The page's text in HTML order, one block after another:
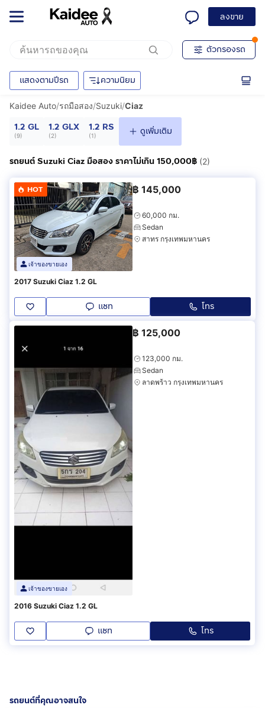
ลงขาย
ตัวกรองรถ
แสดงตามปีรถ ความนิยม
Kaidee Auto/รถมือสอง/Suzuki/Ciaz
1.2 GL
(9)
1.2 GLX
(2)
1.2 RS
(1) ดูเพิ่มเติม
รถยนต์ Suzuki Ciaz มือสอง ราคาไม่เกิน 150,000฿ (2)
HOT
เจ้าของขายเอง
฿ 145,000
60,000 กม.
Sedan
สาทร กรุงเทพมหานคร
2017 Suzuki Ciaz 1.2 GL
แชท โทร
เจ้าของขายเอง
฿ 125,000
123,000 กม.
Sedan
ลาดพร้าว กรุงเทพมหานคร
2016 Suzuki Ciaz 1.2 GL
แชท โทร
รถยนต์ที่คุณอาจสนใจ